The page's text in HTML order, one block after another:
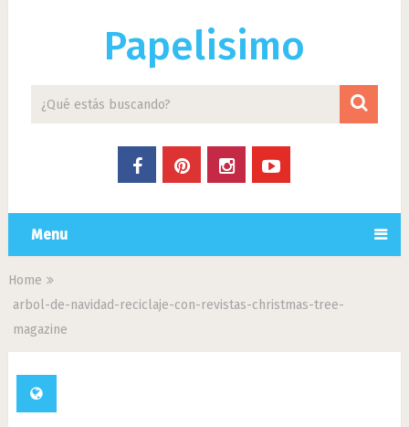
Papelisimo
Menu
Home
arbol-de-navidad-reciclaje-con-revistas-christmas-tree-
magazine